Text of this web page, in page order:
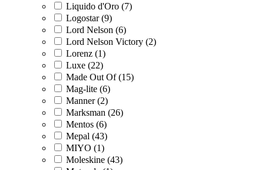
Liquido d'Oro (7)
Logostar (9)
Lord Nelson (6)
Lord Nelson Victory (2)
Lorenz (1)
Luxe (22)
Made Out Of (15)
Mag-lite (6)
Manner (2)
Marksman (26)
Mentos (6)
Mepal (43)
MIYO (1)
Moleskine (43)